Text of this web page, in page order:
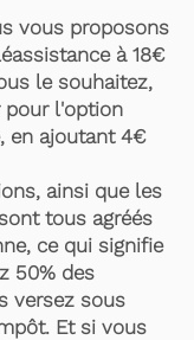
vous proposons
à 18€
le souhaitez,
pour l'option
en ajoutant 4€
ainsi que les
tous agréés
ce qui signifie
50% des
versez sous
Et si vous